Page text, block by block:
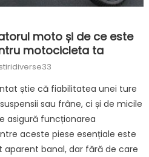
moto și de ce este
motocicleta ta
Author
stiridiverse33
știe că fiabilitatea unei ture
sau frâne, ci și de micile
asigură funcționarea
aceste piese esențiale este
banal, dar fără de care